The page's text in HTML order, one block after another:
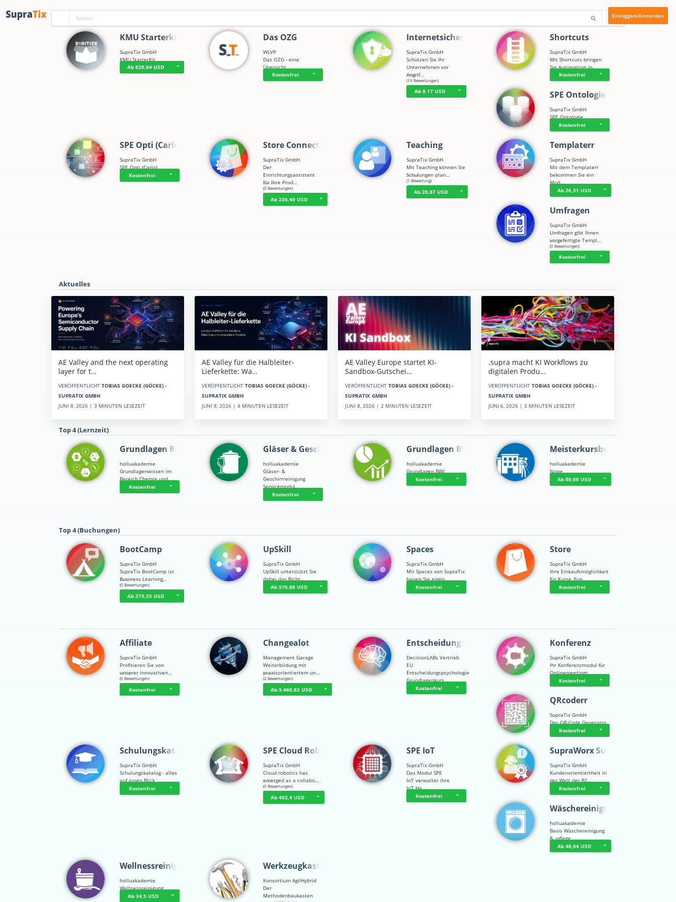
Einloggen/Anmelden
KMU Starterkit
SupraTix GmbH
KMU StarterKit
Ab 829,64 USD
Das OZG
WLVP
Das OZG - eine
Übersicht
Kostenfrei
Internetsicherh…
SupraTix GmbH
Schützen Sie Ihr
Unternehmen vor
Angrif…
☆☆☆☆☆
(19 Bewertungen)
Ab 9,17 USD
Shortcuts
SupraTix GmbH
Mit Shortcuts bringen
Sie Automation in…
Kostenfrei
SPE Ontologie
SupraTix GmbH
SPE Ontologie
Kostenfrei
SPE Opti (Carlo)
SupraTix GmbH
SPE Opti (Carlo)
Kostenfrei
Store Connect
SupraTix GmbH
Der
Einrichtungsassistent
für Ihre Prod…
☆☆☆ ☆☆
(0 Bewertungen)
Ab 236,49 USD
Teaching
SupraTix GmbH
Mit Teaching können Sie
Schulungen plan…
☆☆ ☆☆☆
(1 Bewertung)
Ab 26,87 USD
Templaterr
SupraTix GmbH
Mit dem Templaterr
bekommen Sie ein
Mod…
Ab 26,31 USD
Umfragen
SupraTix GmbH
Umfragen gibt Ihnen
vorgefertigte Templ…
☆☆☆☆☆
(0 Bewertungen)
Kostenfrei
Aktuelles
AE Valley and the next operating
layer for t…
VERÖFFENTLICHT TOBIAS GOECKE (GÖCKE) -
SUPRATIX GMBH
JUNI 8, 2026 | 3 MINUTEN LESEZEIT
AE Valley für die Halbleiter-
Lieferkette: Wa…
VERÖFFENTLICHT TOBIAS GOECKE (GÖCKE) -
SUPRATIX GMBH
JUNI 8, 2026 | 4 MINUTEN LESEZEIT
AE Valley Europe startet KI-
Sandbox-Gutschei…
VERÖFFENTLICHT TOBIAS GOECKE (GÖCKE) -
SUPRATIX GMBH
JUNI 8, 2026 | 2 MINUTEN LESEZEIT
.supra macht KI Workflows zu
digitalen Produ…
VERÖFFENTLICHT TOBIAS GOECKE (GÖCKE) -
SUPRATIX GMBH
JUNI 6, 2026 | 3 MINUTEN LESEZEIT
Top 4 (Lernzeit)
Grundlagen Rein…
holluakademie
Grundlagenwissen im
Bereich Chemie und …
Kostenfrei
Gläser & Geschi…
holluakademie
Gläser- &
Geschirrreinigung
Servicemodul
Kostenfrei
Grundlagen BWL
holluakademie
Grundlagen BWL
Kostenfrei
Meisterkursbegl…
holluakademie
None
Ab 80,66 USD
Top 4 (Buchungen)
BootCamp
SupraTix GmbH
SupraTix BootCamp ist
Business Learning…
☆☆☆☆ ☆
(0 Bewertungen)
Ab 275,55 USD
UpSkill
SupraTix GmbH
UpSkill unterstützt Sie
dabei das Richt…
Ab 576,88 USD
Spaces
SupraTix GmbH
Mit Spaces von SupraTix
bauen Sie eigen…
Kostenfrei
Store
SupraTix GmbH
Ihre Einkaufsmöglichkeit
für Kurse, Fun…
Kostenfrei
Affiliate
SupraTix GmbH
Profitieren Sie von
unserer innovativen…
☆☆☆☆☆
(0 Bewertungen)
Kostenfrei
Changealot
Management Garage
Weiterbildung mit
praxisorientiertem un…
☆☆☆ ☆☆
(2 Bewertungen)
Ab 5.460,82 USD
Entscheidungsps…
DecisionLABs Vertrieb
EU
Entscheidungspsychologie
Grundlagenkurs…
Kostenfrei
Konferenz
SupraTix GmbH
Ihr Konferenzmodul für
Onlinemeetings
Kostenfrei
QRcoderr
SupraTix GmbH
Der QR-Code Generator
Kostenfrei
Schulungskatalog
SupraTix GmbH
Schulungskatalog - alles
auf einen Blick
Kostenfrei
SPE Cloud Robot…
SupraTix GmbH
Cloud robotics has
emerged as a collabo…
☆☆☆☆☆
(0 Bewertungen)
Ab 403,4 USD
SPE IoT
SupraTix GmbH
Das Modul SPE
IoT verwaltet ihre
IoT Ha…
Kostenfrei
SupraWorx Suppo…
SupraTix GmbH
Kundenorientiertheit in
der Welt der B2…
Kostenfrei
Wäschereinigung…
holluakademie
Basis Wäschereinigung
& -pflege
Ab 46,04 USD
Wellnessreinigu…
holluakademie
Wellnessreinigung
Ab 34,5 USD
Werkzeugkasten
Konsortium AgilHybrid
Der
Methodenbaukasten